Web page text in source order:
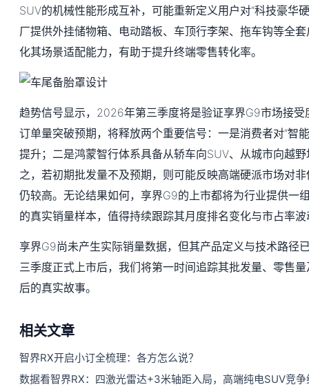
SUV的机械性能形成互补，可能重新定义用户对“科技豪华
厂提供外挂储物箱、电动踏板、车顶行李架、拖车钩等全
化其场景适配能力，有助于提升终端零售转化率。
趋势信号显示，2026年第三季度将是验证享界G9市场接受
订单量突破预期，将释放两个重要信号：一是消费者对“智
提升；二是鸿蒙智行体系具备从轿车向SUV、从城市向越
之，若初期批发量不及预期，则可能反映高端硬派市场对
仍较高。无论结果如何，享界G9的上市都将为行业提供一
的真实销量样本，值得持续跟踪其月度排名变化与市占率波
享界G9尚未产生实际销量数据，但其产品定义与技术路径
三季度正式上市后，我们将第一时间追踪其批发量、零售
后的真实故事。
相关文章
智界RX开启小订全梳理：各方怎么说？
数据看智界RX：四激光雷达+3米轴距入局，高端纯电SUV竞